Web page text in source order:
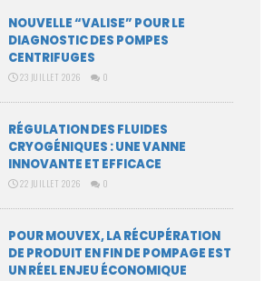
NOUVELLE “VALISE” POUR LE
DIAGNOSTIC DES POMPES
CENTRIFUGES
23 JUILLET 2026 0
RÉGULATION DES FLUIDES
CRYOGÉNIQUES : UNE VANNE
INNOVANTE ET EFFICACE
22 JUILLET 2026 0
POUR MOUVEX, LA RÉCUPÉRATION
DE PRODUIT EN FIN DE POMPAGE EST
UN RÉEL ENJEU ÉCONOMIQUE